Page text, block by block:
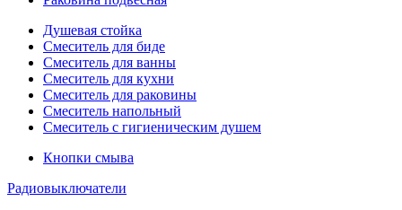
Душевая стойка
Смеситель для биде
Смеситель для ванны
Смеситель для кухни
Смеситель для раковины
Смеситель напольный
Смеситель с гигиеническим душем
Кнопки смыва
Радиовыключатели